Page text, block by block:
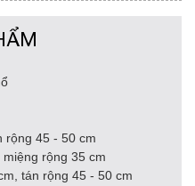
rộng 45 - 50 cm
rộng 35 cm
tán rộng 45 - 50 cm